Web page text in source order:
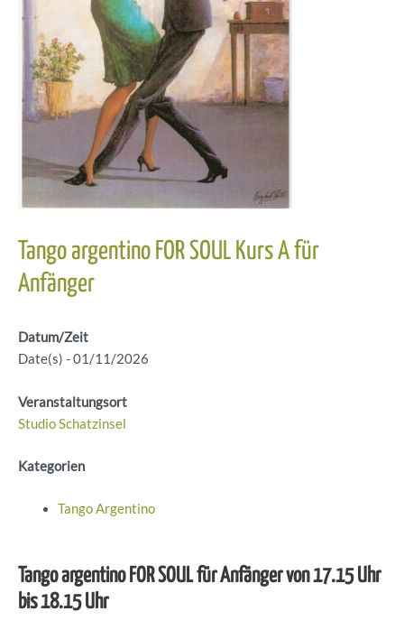
Tango argentino FOR SOUL Kurs A für
Anfänger
Datum/Zeit
Date(s) - 01/11/2026
Veranstaltungsort
Studio Schatzinsel
Kategorien
Tango Argentino
Tango argentino FOR SOUL für Anfänger von 17.15 Uhr
bis 18.15 Uhr